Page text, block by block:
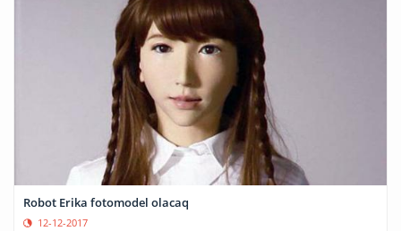
Robot Erika fotomodel olacaq
12-12-2017